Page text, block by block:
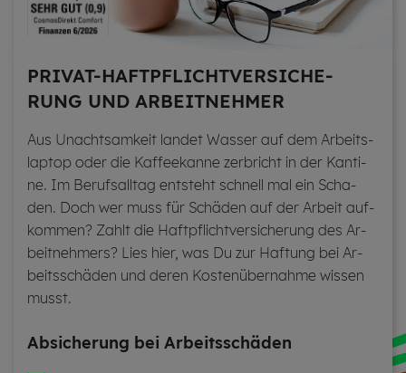
PRI­VAT-HAFT­PFLICHT­VER­SI­CHE­
RUNG UND AR­BEIT­NEH­MER
Aus Un­acht­sam­keit lan­det Was­ser auf dem Ar­beits­
lap­top oder die Kaf­fee­kan­ne zer­bricht in der Kan­ti­
ne. Im Be­rufs­all­tag ent­steht schnell mal ein Scha­
den. Doch wer muss für Schä­den auf der Ar­beit auf­
kom­men? Zahlt die Haft­pflicht­ver­si­che­rung des Ar­
beit­neh­mers? Lies hier, was Du zur Haf­tung bei Ar­
beits­schä­den und deren Kos­ten­über­nah­me wis­sen
musst.
Ab­si­che­rung bei Ar­beits­schä­den